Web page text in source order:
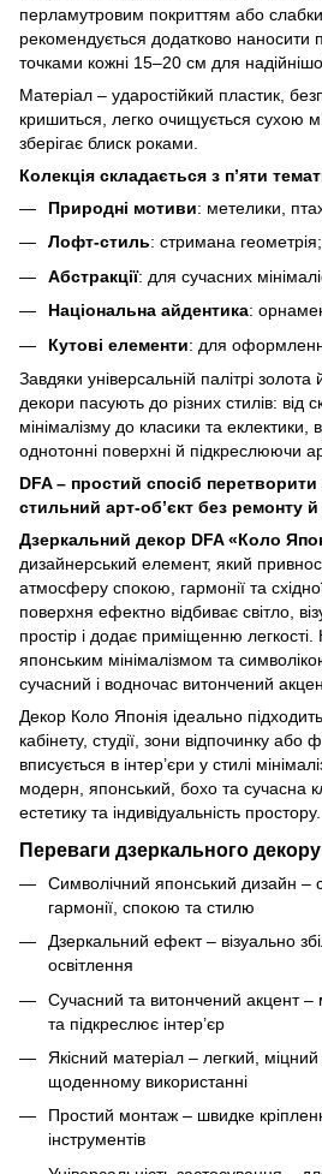
перламутровим покриттям або
рекомендується додатково наносити
точками кожні 15–20 см для надійнішої
Матеріал – ударостійкий пластик,
кришиться, легко очищується сухою
зберігає блиск роками.
Колекція складається з п’яти
Природні мотиви: метелики,
Лофт-стиль: стримана геометрія;
Абстракції: для сучасних
Національна айдентика:
Кутові елементи: для
Завдяки універсальній палітрі золота
декори пасують до різних стилів: від
мінімалізму до класики та
однотонні поверхні й підкреслюючи
DFA – простий спосіб перетворити
стильний арт-об’єкт без ремонту
Дзеркальний декор DFA «Коло
дизайнерський елемент, який
атмосферу спокою, гармонії та
поверхня ефектно відбиває світло,
простір і додає приміщенню
японським мінімалізмом та
сучасний і водночас витончений
Декор Коло Японія ідеально підходить
кабінету, студії, зони відпочинку або
вписується в інтер’єри у стилі
модерн, японський, бохо та сучасна
естетику та індивідуальність простору.
Переваги дзеркального
Символічний японський дизайн –
гармонії, спокою та стилю
Дзеркальний ефект – візуально
освітлення
Сучасний та витончений акцент –
та підкреслює інтер’єр
Якісний матеріал – легкий,
щоденному використанні
Простий монтаж – швидке
інструментів